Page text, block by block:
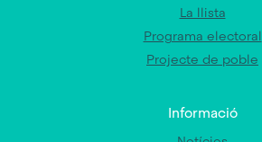
La llista
Programa electoral
Projecte de poble
Informació